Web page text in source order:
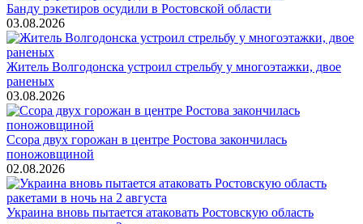
Банду рэкетиров осудили в Ростовской области
03.08.2026
Житель Волгодонска устроил стрельбу у многоэтажки, двое
раненых
03.08.2026
Ссора двух горожан в центре Ростова закончилась
поножовщиной
02.08.2026
Украина вновь пытается атаковать Ростовскую область